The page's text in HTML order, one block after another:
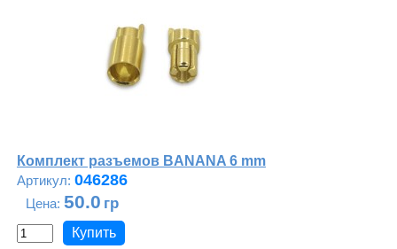
Комплект разъемов BANANA 6 mm
046286
50.0